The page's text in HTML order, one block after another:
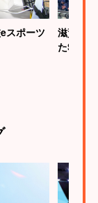
スポーツ
滋賀ら
た